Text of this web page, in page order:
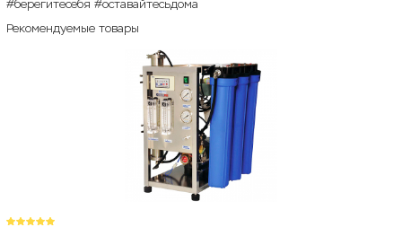
#берегитесебя #оставайтесьдома
Рекомендуемые товары